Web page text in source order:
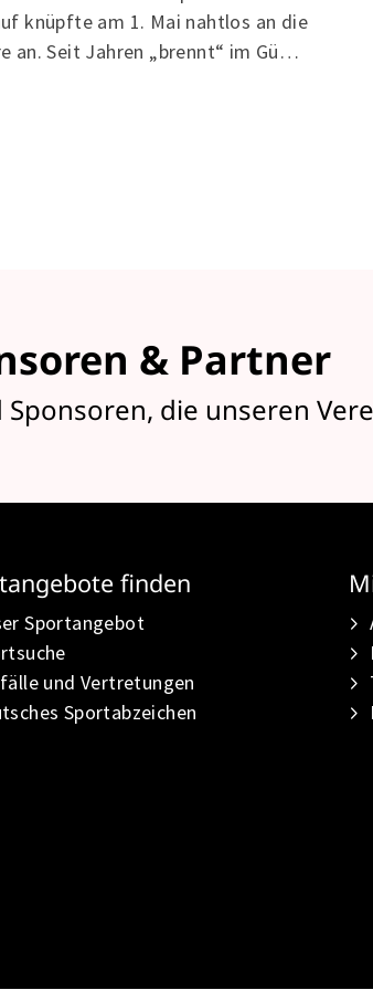
knüpfte am 1. Mai nahtlos an die
an. Seit Jahren „brennt“ im Gü…
& Partner
Sponsoren, die unseren
finden
Sportangebot
und Vertretungen
Sportabzeichen